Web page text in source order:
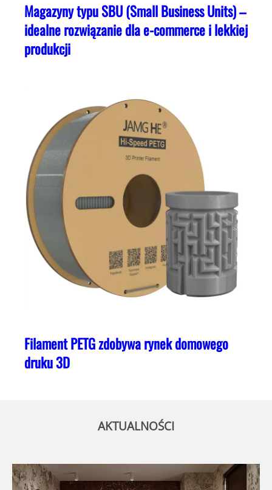
Magazyny typu SBU (Small Business Units) –
idealne rozwiązanie dla e-commerce i lekkiej
produkcji
Filament PETG zdobywa rynek domowego
druku 3D
AKTUALNOŚCI